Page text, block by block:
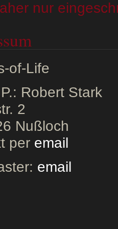
nur
of-Life
Robert Stark
2
Nußloch
per email
email